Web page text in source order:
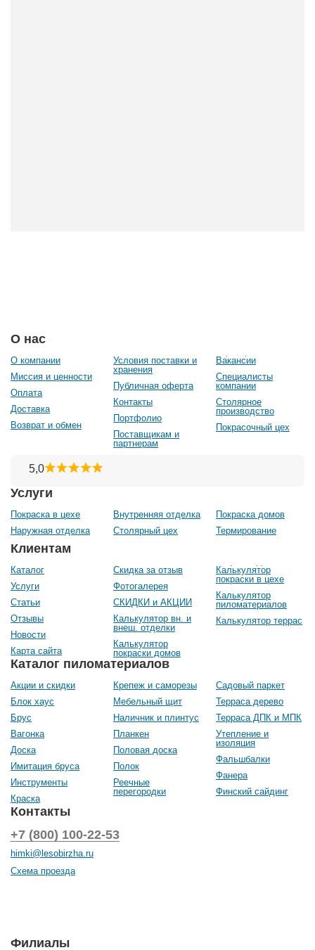
О нас
О компании
Миссия и ценности
Оплата
Доставка
Возврат и обмен
Условия поставки и
хранения
Публичная оферта
Контакты
Портфолио
Поставщикам и
партнерам
Вакансии
Специалисты
компании
Столярное
производство
Покрасочный цех
Каталог пиломатериалов
Акции и скидки
Блок хаус
Брус
Вагонка
Доска
Имитация бруса
Инструменты
Краска
Крепеж и саморезы
Мебельный щит
Наличник и плинтус
Планкен
Половая доска
Полок
Реечные
перегородки
Садовый паркет
Терраса дерево
Терраса ДПК и МПК
Утепление и
изоляция
Фальшбалки
Фанера
Финский сайдинг
Услуги
Покраска в цехе
Наружная отделка
Внутренняя отделка
Столярный цех
Покраска домов
Термирование
Клиентам
Каталог
Услуги
Статьи
Отзывы
Новости
Карта сайта
Скидка за отзыв
Фотогалерея
СКИДКИ и АКЦИИ
Калькулятор вн. и
внеш. отделки
Калькулятор
покраски домов
Калькулятор
покраски в цехе
Калькулятор
пиломатериалов
Калькулятор террас
Контакты
+7 (800) 100-22-53
himki@lesobirzha.ru
Схема проезда
Филиалы